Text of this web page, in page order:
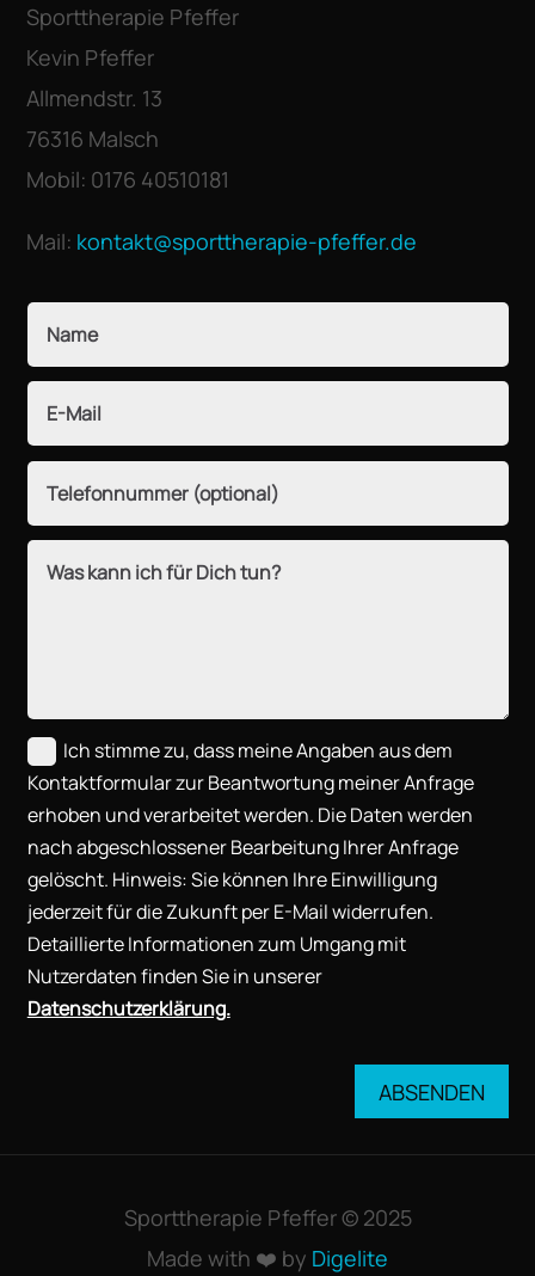
Sporttherapie Pfeffer
Kevin Pfeffer
Allmendstr. 13
76316 Malsch
Mobil: 0176 40510181
Mail: kontakt@sporttherapie-pfeffer.de
Ich stimme zu, dass meine Angaben aus dem
Kontaktformular zur Beantwortung meiner Anfrage
erhoben und verarbeitet werden. Die Daten werden
nach abgeschlossener Bearbeitung Ihrer Anfrage
gelöscht. Hinweis: Sie können Ihre Einwilligung
jederzeit für die Zukunft per E-Mail widerrufen.
Detaillierte Informationen zum Umgang mit
Nutzerdaten finden Sie in unserer
Datenschutzerklärung.
ABSENDEN
Sporttherapie Pfeffer © 2025
Made with ❤️ by Digelite